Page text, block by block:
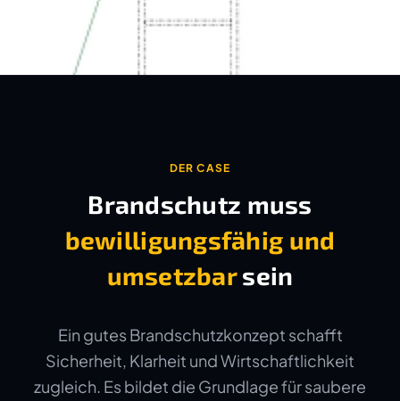
DER CASE
Brandschutz muss
bewilligungsfähig und
umsetzbarsein
Ein gutes Brandschutzkonzept schafft
Sicherheit, Klarheit und Wirtschaftlichkeit
zugleich. Es bildet die Grundlage für saubere